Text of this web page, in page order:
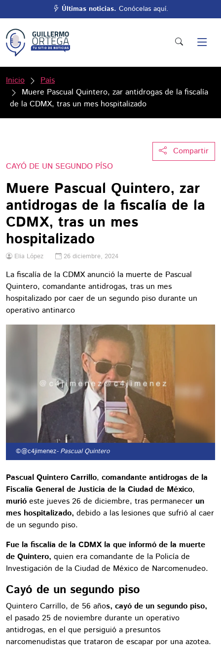
Últimas noticias. Conócelas aquí.
Inicio
País
Muere Pascual Quintero, zar antidrogas de la fiscalía
de la CDMX, tras un mes hospitalizado
Compartir
CAYÓ DE UN SEGUNDO PÍSO
Muere Pascual Quintero, zar
antidrogas de la fiscalía de la
CDMX, tras un mes
hospitalizado
Elia López 26 diciembre, 2024
La fiscalía de la CDMX anunció la muerte de Pascual
Quintero, comandante antidrogas, tras un mes
hospitalizado por caer de un segundo piso durante un
operativo antinarco
©@c4jimenez- Pascual Quintero
Pascual Quintero Carrillo, comandante antidrogas de la
Fiscalía General de Justicia de la Ciudad de México,
murió este jueves 26 de diciembre, tras permanecer un
mes hospitalizado, debido a las lesiones que sufrió al caer
de un segundo piso.
Fue la fiscalía de la CDMX la que informó de la muerte
de Quintero, quien era comandante de la Policía de
Investigación de la Ciudad de México de Narcomenudeo.
Cayó de un segundo piso
Quintero Carrillo, de 56 años, cayó de un segundo piso,
el pasado 25 de noviembre durante un operativo
antidrogas, en el que persiguió a presuntos
narcomenudistas que trataron de escapar por una azotea.